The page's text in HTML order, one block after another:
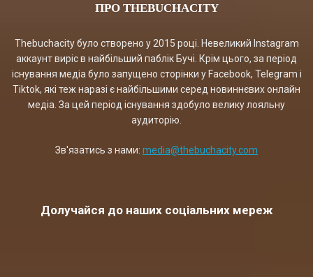
ПРО THEBUCHACITY
Thebuchacity було створено у 2015 році. Невеликий Instagram
аккаунт виріс в найбільший паблік Бучі. Крім цього, за період
існування медіа було запущено сторінки у Facebook, Telegram і
Tiktok, які теж наразі є найбільшими серед новиннєвих онлайн
медіа. За цей період існування здобуло велику лояльну
аудиторію.
Зв'язатись з нами: media@thebuchacity.com
Долучайся до наших соціальних мереж